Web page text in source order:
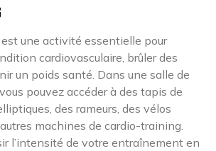
une activité essentielle pour
cardiovasculaire, brûler des
un poids santé. Dans une salle de
pouvez accéder à des tapis de
des rameurs, des vélos
machines de cardio-training.
l’intensité de votre entraînement en